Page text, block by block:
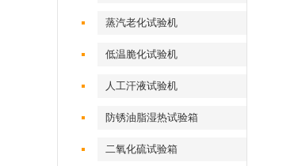
蒸汽老化试验机
低温脆化试验机
人工汗液试验机
防锈油脂湿热试验箱
二氧化硫试验箱